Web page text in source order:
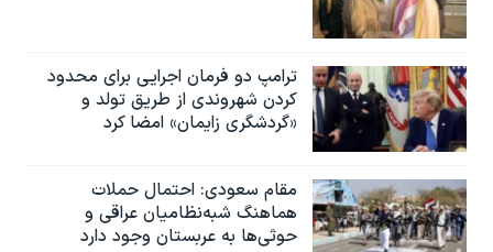
ترامپ دو فرمان اجرایی برای محدود
کردن شهروندی از طریق تولد و
«گردشگری زایمان» امضا کرد
مقام سعودی: احتمال حملات
هماهنگ شبه‌نظامیان عراقی و
حوثی‌ها به عربستان وجود دارد